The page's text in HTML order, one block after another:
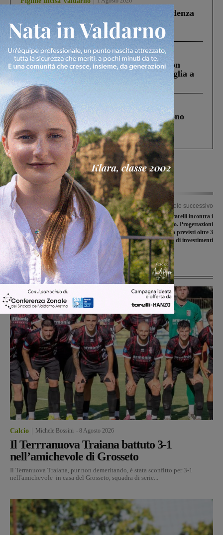
Piscina di Figline finanziata oltre la scadenza
Pnrr, il gruppo di Fratelli d’Italia: “Un
ringraziamento al Governo”
Cronaca 3 Agosto 2026
Scomparso da una struttura di Castiglion
Fiorentino l’uomo che aveva ucciso la figlia a
Levane nel 2020
Cronaca 4 Agosto 2026
Un anno fa la strage in A1 in cui morirono
Gianni, Giulia e Franco. Lo schianto, il
processo, lo stop ai sorpassi fra tir....
Articolo precedente
Conclusi i lavori, riapre la palestra.
Ed è stato installato un defibrillatore
nella scuola elementare
Articolo successivo
Ciclopista, Ceccarelli incontra i
sindaci per fare il punto. Progettazioni
al via, in Valdarno previsti oltre 3
milioni di investimenti
Ultime Notizie
Calcio Michele Bossini 8 Agosto 2026
Il Terrranuova Traiana battuto 3-1
nell’amichevole di Grosseto
Il Terranuova Traiana, pur non demeritando, è stata sconfitto per 3-1
nell'amichevole in casa del Grosseto, squadra di serie...